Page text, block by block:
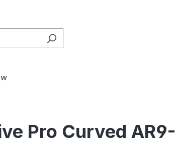
Pro Curved AR9-